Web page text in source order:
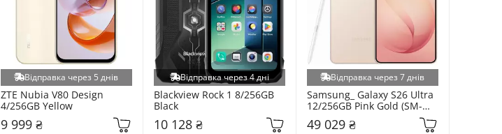
Відправка через 5 днів
ZTE Nubia V80 Design
4/256GB Yellow
9 999 ₴
Відправка через 4 дні
Blackview Rock 1 8/256GB
Black
10 128 ₴
Відправка через 7 днів
Samsung_ Galaxy S26 Ultra
12/256GB Pink Gold (SM-
S948BZDD)
49 029 ₴